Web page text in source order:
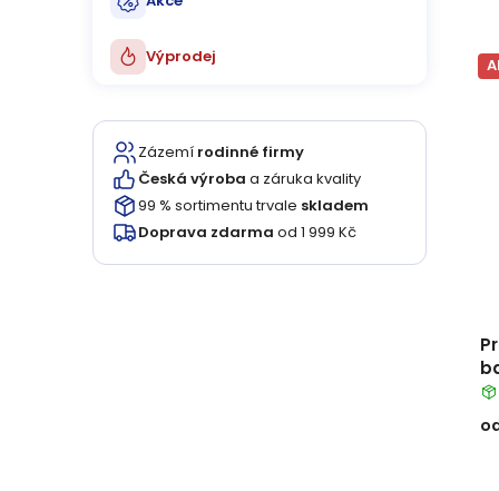
Výprodej
Zázemí rodinné firmy
Česká výroba a záruka kvality
99 % sortimentu trvale skladem
Doprava zdarma od 1 999 Kč
k